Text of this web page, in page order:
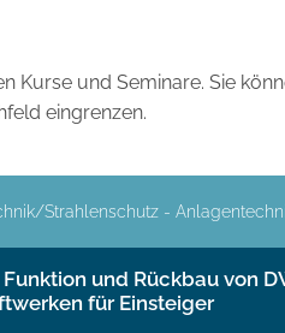
Kurse und Seminare. Sie
eingrenzen.
Strahlenschutz -
und Rückbau von
für Einsteiger